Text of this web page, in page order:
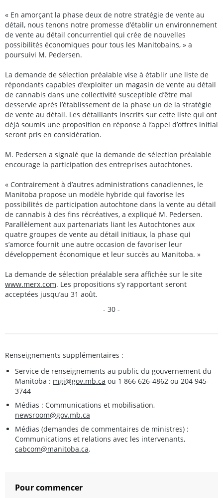
« En amorçant la phase deux de notre stratégie de vente au
détail, nous tenons notre promesse d’établir un environnement
de vente au détail concurrentiel qui crée de nouvelles
possibilités économiques pour tous les Manitobains, » a
poursuivi M. Pedersen.
La demande de sélection préalable vise à établir une liste de
répondants capables d’exploiter un magasin de vente au détail
de cannabis dans une collectivité susceptible d’être mal
desservie après l’établissement de la phase un de la stratégie
de vente au détail. Les détaillants inscrits sur cette liste qui ont
déjà soumis une proposition en réponse à l’appel d’offres initial
seront pris en considération.
M. Pedersen a signalé que la demande de sélection préalable
encourage la participation des entreprises autochtones.
« Contrairement à d’autres administrations canadiennes, le
Manitoba propose un modèle hybride qui favorise les
possibilités de participation autochtone dans la vente au détail
de cannabis à des fins récréatives, a expliqué M. Pedersen.
Parallèlement aux partenariats liant les Autochtones aux
quatre groupes de vente au détail initiaux, la phase qui
s’amorce fournit une autre occasion de favoriser leur
développement économique et leur succès au Manitoba. »
La demande de sélection préalable sera affichée sur le site
www.merx.com. Les propositions s’y rapportant seront
acceptées jusqu’au 31 août.
- 30 -
Renseignements supplémentaires :
Service de renseignements au public du gouvernement du
Manitoba : mgi@gov.mb.ca ou 1 866 626-4862 ou 204 945-
3744
Médias : Communications et mobilisation,
newsroom@gov.mb.ca
Médias (demandes de commentaires de ministres) :
Communications et relations avec les intervenants,
cabcom@manitoba.ca.
Pour commencer